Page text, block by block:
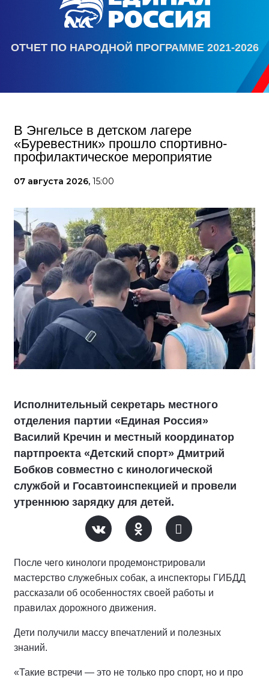
ОТЧЕТ ПО НАРОДНОЙ ПРОГРАММЕ 2021-2026
В Энгельсе в детском лагере
«Буревестник» прошло спортивно-
профилактическое мероприятие
07 августа 2026, 15:00
Исполнительный секретарь местного
отделения партии «Единая Россия»
Василий Кречин и местный координатор
партпроекта «Детский спорт» Дмитрий
Бобков совместно с кинологической
службой и Госавтоинспекцией и провели
утреннюю зарядку для детей.
После чего кинологи продемонстрировали
мастерство служебных собак, а инспекторы ГИБДД
рассказали об особенностях своей работы и
правилах дорожного движения.
Дети получили массу впечатлений и полезных
знаний.
«Такие встречи — это не только про спорт, но и про